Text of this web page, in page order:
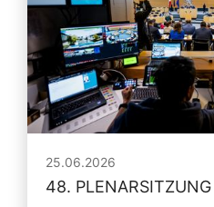
25.06.2026
48. PLENARSITZUNG